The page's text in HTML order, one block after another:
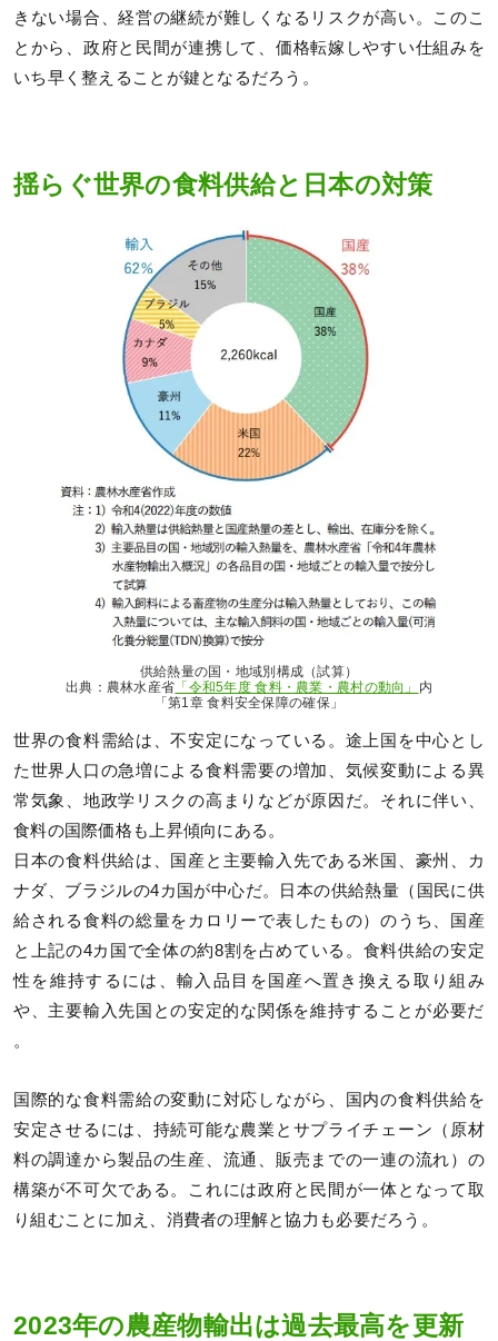
きない場合、経営の継続が難しくなるリスクが高い。このこ
とから、政府と民間が連携して、価格転嫁しやすい仕組みを
いち早く整えることが鍵となるだろう。
揺らぐ世界の食料供給と日本の対策
供給熱量の国・地域別構成（試算）
出典：農林水産省 「令和5年度 食料・農業・農村の動向」 内
「第1章 食料安全保障の確保」
世界の食料需給は、不安定になっている。途上国を中心とし
た世界人口の急増による食料需要の増加、気候変動による異
常気象、地政学リスクの高まりなどが原因だ。それに伴い、
食料の国際価格も上昇傾向にある。
日本の食料供給は、国産と主要輸入先である米国、豪州、カ
ナダ、ブラジルの4カ国が中心だ。日本の供給熱量（国民に供
給される食料の総量をカロリーで表したもの）のうち、国産
と上記の4カ国で全体の約8割を占めている。食料供給の安定
性を維持するには、輸入品目を国産へ置き換える取り組み
や、主要輸入先国との安定的な関係を維持することが必要だ​​
。
国際的な食料需給の変動に対応しながら、国内の食料供給を
安定させるには、持続可能な農業とサプライチェーン（原材
料の調達から製品の生産、流通、販売までの一連の流れ）の
構築が不可欠である。これには政府と民間が一体となって取
り組むことに加え、消費者の理解と協力も必要だろう。
2023年の農産物輸出は過去最高を更新